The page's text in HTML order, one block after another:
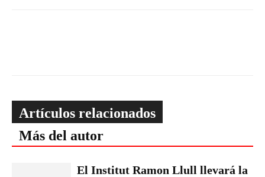
Artículos relacionados
Más del autor
El Institut Ramon Llull llevará la